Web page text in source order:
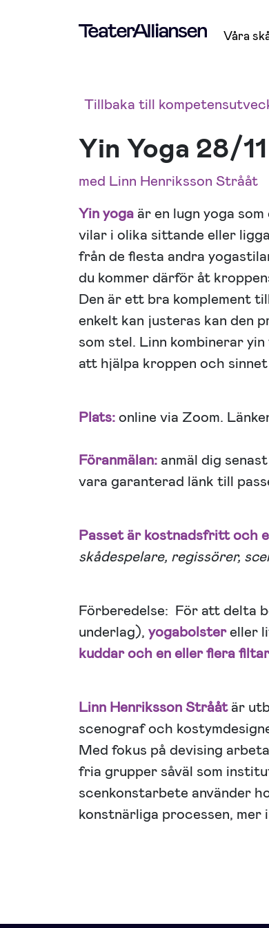
Våra
Tillbaka till
Yin Yoga 28/
med Linn Henriksson Strååt
Yin yoga är en lugn yoga
vilar i olika sittande eller
från de flesta andra
du kommer därför åt
Den är ett bra komplement
enkelt kan justeras kan den
som stel. Linn kombinerar
att hjälpa kroppen och
Plats:online via Zoom.
Föranmälan: anmäl dig
vara garanterad länk till
Passet är kostnadsfritt och
skådespelare, regissörer,
Förberedelse: För att delta
underlag), yogabolstereller
kuddar och en eller flera
Linn Henriksson Strååtär
scenograf och
Med fokus på devising
fria grupper såväl som
scenkonstarbete använder
konstnärliga processen,